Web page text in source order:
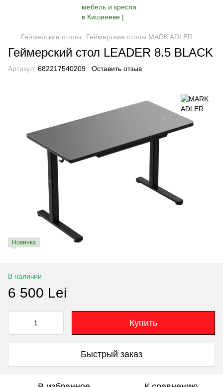
Геймерские столы Геймерские столы MARK ADLER
Геймерский стол LEADER 8.5 BLACK
Артикул: 682217540209 Оставить отзыв
Новинка
В наличии
6 500 Lei
Купить
Быстрый заказ